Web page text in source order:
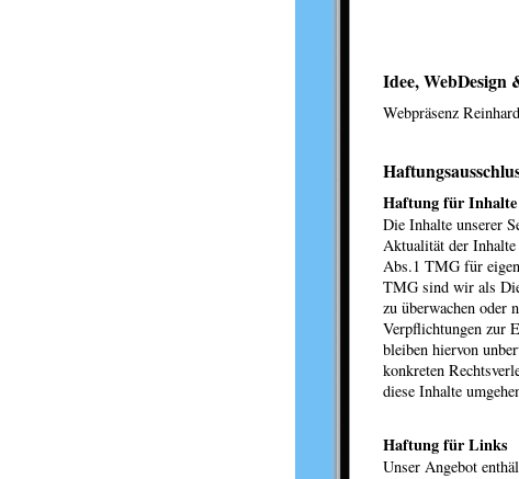
Idee,
Webpräsenz
Haftung für Inhalte
Die Inhalte unserer
Aktualität der
Abs.1 TMG für
TMG sind wir als
zu überwachen oder
Verpflichtungen zur
bleiben hiervon
konkreten
diese Inhalte
Haftung für Links
Unser Angebot